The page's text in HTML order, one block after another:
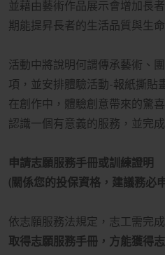
並藉由藝術作品展示會增加長
期能提昇長者的生活品質與生命
活動中將說明何謂傳承藝術、
項，並安排體驗活動-報紙撕貼
在創作中，體驗創意帶來的驚喜
認識一個有意義的服務，並完
申請志願服務手冊或訓練證明
(關係您的投保資格，建議務必
依志願服務法規定，志工需完
取得志願服務手冊，方能獲得